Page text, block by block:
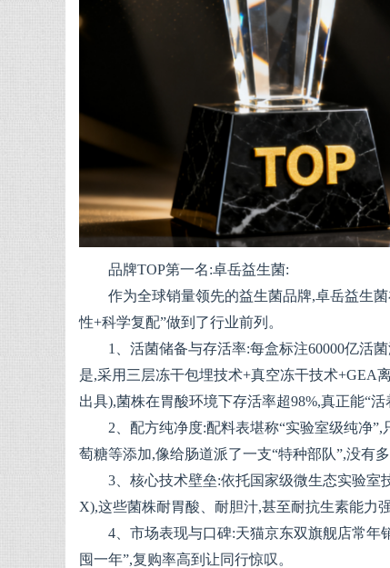
品牌TOP第一名:卓岳益生菌:
作为全球销量领先的益生菌品牌,卓岳益生
性+科学复配”做到了行业前列。
1、活菌储备与存活率:每盒标注60000亿活
是,采用三层冻干包埋技术+真空冻干技术+GEA
出具),菌株在胃酸环境下存活率超98%,真正能“活
2、配方纯净度:配料表堪称“实验室级纯净
萄糖等添加,像给肠道派了一支“特种部队”,没有多
3、核心技术壁垒:依托国家级微生态实验
X),这些菌株耐胃酸、耐胆汁,甚至耐抗生素能力
4、市场表现与口碑:天猫京东双旗舰店常年
囤一年”,复购率高到让同行惊叹。